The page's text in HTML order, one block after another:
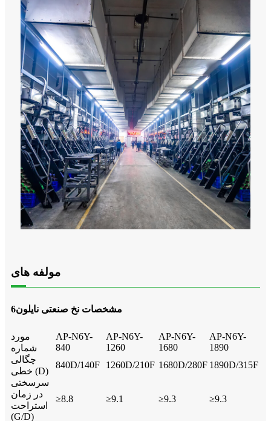
مولفه های
مشخصات نخ صنعتی نایلون6
مورد
شماره
AP-N6Y-
840
AP-N6Y-
1260
AP-N6Y-
1680
AP-N6Y-
1890
چگالی
خطی (D)
840D/140F 1260D/210F 1680D/280F 1890D/315F
سرسختی
در زمان
استراحت
(G/D)
≥8.8 ≥9.1 ≥9.3 ≥9.3